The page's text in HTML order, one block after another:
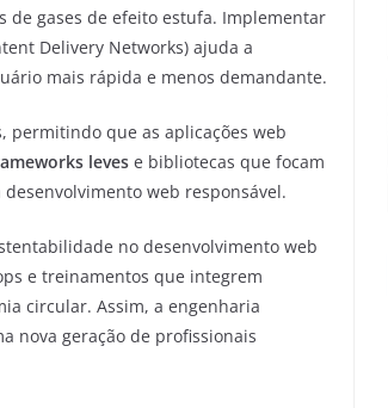
de gases de efeito estufa. Implementar
Delivery Networks) ajuda a
mais rápida e menos demandante.
permitindo que as aplicações web
leves e bibliotecas que focam
web responsável.
no desenvolvimento web
e treinamentos que integrem
circular. Assim, a engenharia
nova geração de profissionais